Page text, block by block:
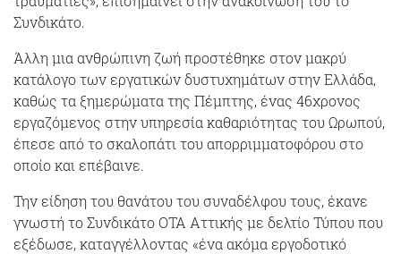
Συνδικάτο.
Άλλη μια ανθρώπινη ζωή προστέθηκε στον μακρύ
κατάλογο των εργατικών δυστυχημάτων στην Ελλάδα,
καθώς τα ξημερώματα της Πέμπτης, ένας 46χρονος
εργαζόμενος στην υπηρεσία καθαριότητας του Ωρωπού,
έπεσε από το σκαλοπάτι του απορριμματοφόρου στο
οποίο και επέβαινε.
Την είδηση του θανάτου του συναδέλφου τους, έκανε
γνωστή το Συνδικάτο ΟΤΑ Αττικής με δελτίο Τύπου που
εξέδωσε, καταγγέλλοντας «ένα ακόμα εργοδοτικό